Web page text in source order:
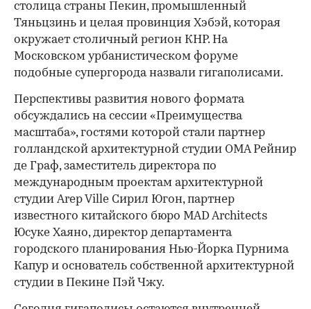
столица страны Пекин, промышленный
Тяньцзинь и целая провинция Хэбэй, которая
окружает столичный регион КНР. На
Московском урбанистическом форуме
подобные супергорода назвали гигаполисами.
Перспективы развития нового формата
обсуждались на сессии «Преимущества
масштаба», гостями которой стали партнер
голландской архитектурной студии OMA Рейнир
де Граф, заместитель директора по
международным проектам архитектурной
студии Arep Ville Сирил Югон, партнер
известного китайского бюро MAD Architects
Юсуке Хаяно, директор департамента
городского планирования Нью-Йорка Пурнима
Капур и основатель собственной архитектурной
студии в Пекине Пэй Чжу.